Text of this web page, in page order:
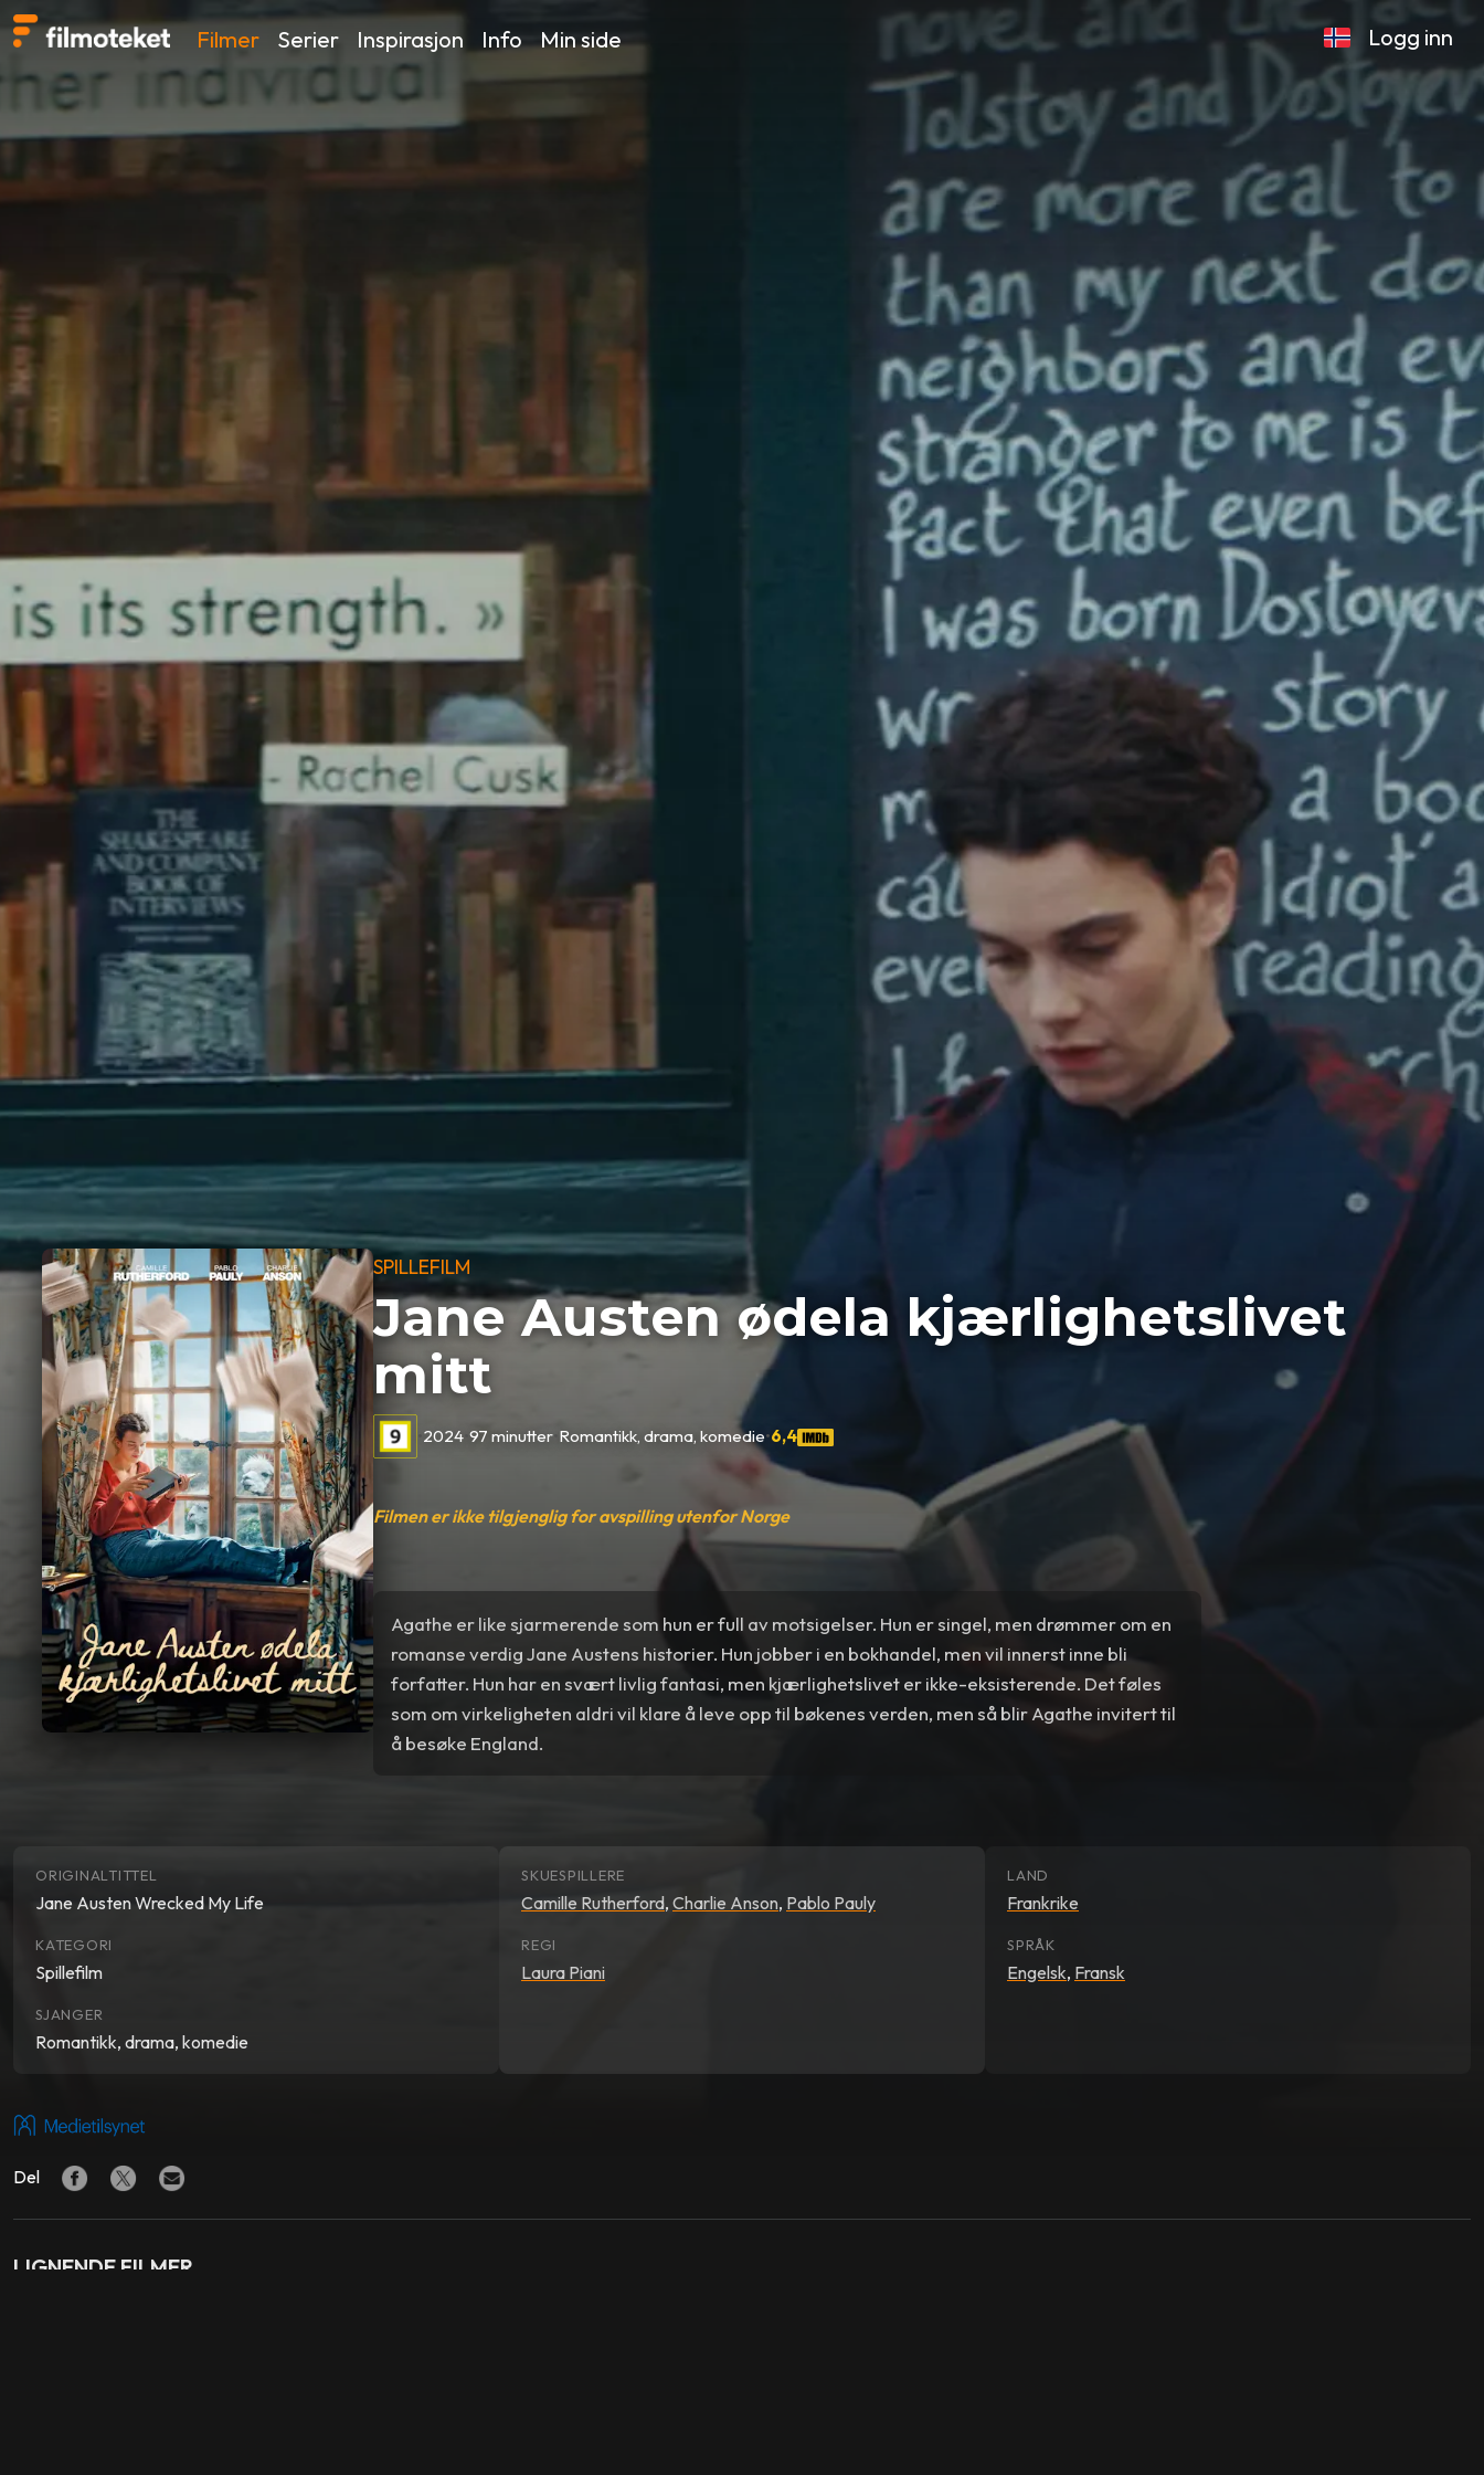
Filmer Serier Inspirasjon Info Min side Logg inn
SPILLEFILM
Jane Austen ødela kjærlighetslivet
mitt
2024 •97 minutter Romantikk, drama, komedie•6,4
Filmen er ikke tilgjenglig for avspilling utenfor Norge
Agathe er like sjarmerende som hun er full av motsigelser. Hun er singel, men drømmer om en
romanse verdig Jane Austens historier. Hun jobber i en bokhandel, men vil innerst inne bli
forfatter. Hun har en svært livlig fantasi, men kjærlighetslivet er ikke-eksisterende. Det føles
som om virkeligheten aldri vil klare å leve opp til bøkenes verden, men så blir Agathe invitert til
å besøke England.
ORIGINALTITTEL
Jane Austen Wrecked My Life
KATEGORI
Spillefilm
SJANGER
Romantikk, drama, komedie
SKUESPILLERE
Camille Rutherford, Charlie Anson, Pablo Pauly
REGI
Laura Piani
LAND
Frankrike
SPRÅK
Engelsk, Fransk
Del
LIGNENDE FILMER